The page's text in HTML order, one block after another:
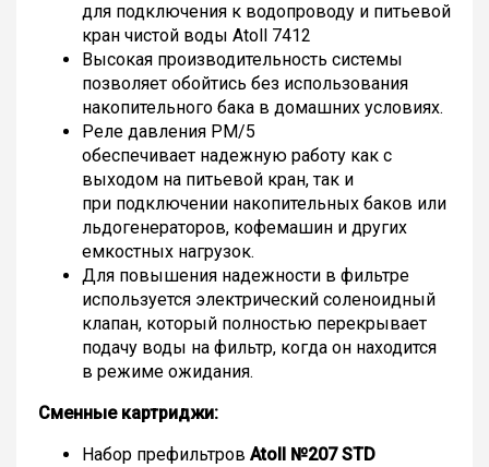
для подключения к водопроводу и питьевой
кран чистой воды Atoll 7412
Высокая производительность системы
позволяет обойтись без использования
накопительного бака в домашних условиях.
Реле давления PM/5
обеспечивает надежную работу как с
выходом на питьевой кран, так и
при подключении накопительных баков или
льдогенераторов, кофемашин и других
емкостных нагрузок.
Для повышения надежности в фильтре
используется электрический соленоидный
клапан, который полностью перекрывает
подачу воды на фильтр, когда он находится
в режиме ожидания.
Сменные картриджи:
Набор префильтров Atoll №207 STD